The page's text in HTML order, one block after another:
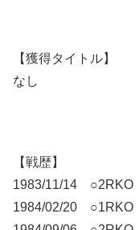
【獲得タイトル】
なし
【戦歴】
1983/11/14 ○2RKO
1984/02/20 ○1RKO